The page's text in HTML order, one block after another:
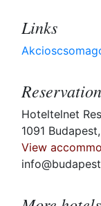
Links
Reservation
Hoteltelnet
1091
View